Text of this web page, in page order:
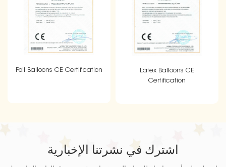
Foil Balloons CE Certification
Latex Balloons CE
Certification
اشترك في نشرتنا الإخبارية